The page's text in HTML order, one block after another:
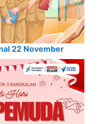
22 November